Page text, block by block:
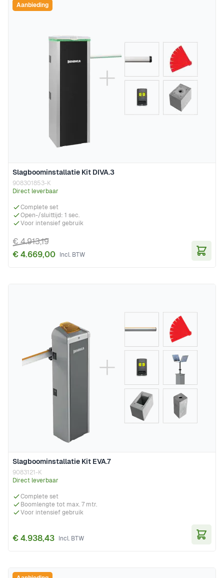
Slagboominstallatie Kit DIVA.3
908301853-K
Direct leverbaar
Complete set
Open-/sluittijd: 1 sec.
Voor intensief gebruik
€ 4.669,00
€ 4.913,19
Aanbieding
Slagboominstallatie Kit EVA.7
9083121-K
Direct leverbaar
Complete set
Boomlengte tot max. 7 mtr.
Voor intensief gebruik
€ 4.938,43